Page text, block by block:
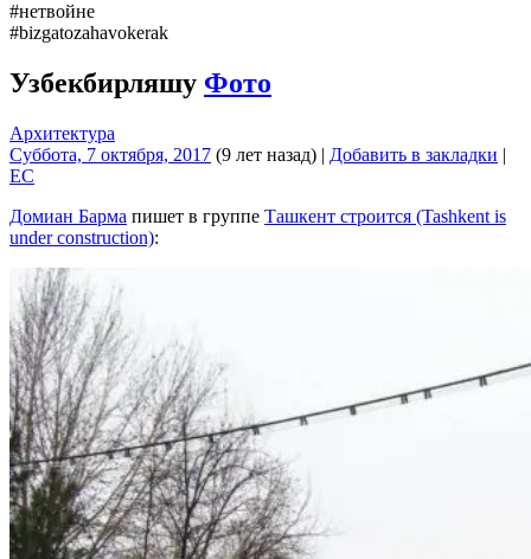
#нетвойне
#bizgatozahavokerak
Узбекбирляшу Фото
Архитектура
Суббота, 7 октября, 2017 (9 лет назад) | Добавить в закладки |
EC
Домиан Барма пишет в группе Ташкент строится (Tashkent is
under construction):